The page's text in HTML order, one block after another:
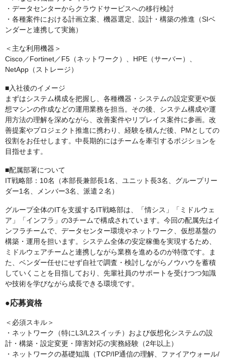
・データセンターからクラウドサービスへの移行検討
・各種案件における計画立案、機器選定、設計・構築の推進（SIベ
ンダーと連携して実施）
＜主な利用機器＞
Cisco／Fortinet／F5（ネットワーク）、HPE（サーバー）、
NetApp（ストレージ）
■入社後のイメージ
まずはシステム構成を把握し、各種機器・システムの設定変更や仮
想マシンの作成などの運用業務を担当。その後、システム構成や運
用方法の理解を深めながら、改善案件やリプレイス案件に参画。改
善提案やプロジェクト推進に携わり、経験を積んだ後、PMとしての
役割をお任せします。中長期的にはチームを牽引するポジションを
目指せます。
■配属部署について
IT戦略部：10名（本部長兼部長1名、ユニット長3名、グループリー
ダー1名、メンバー3名、派遣２名）
グループ全体のITを支援するIT戦略部は、「情シス」「ミドルウェ
ア」「インフラ」の3チームで構成されています。今回の配属先はイ
ンフラチームで、データセンター環境やネットワーク、仮想基盤の
構築・運用を担います。システム全体の安定稼働を実現するため、
ミドルウェアチームと連携しながら業務を進めるのが特徴です。ま
た、ベンダー任せにせず自社で調査・検討しながらノウハウを蓄積
していくことを目指しており、先輩社員のサポートを受けつつ知識
や技術を学びながら成長できる環境です。
●応募資格
＜必須スキル＞
・ネットワーク（特にL3/L2スイッチ）および仮想化システムの設
計・構築・設定変更・障害対応の実務経験（2年以上）
・ネットワークの基礎知識（TCP/IP通信の理解、ファイアウォール/